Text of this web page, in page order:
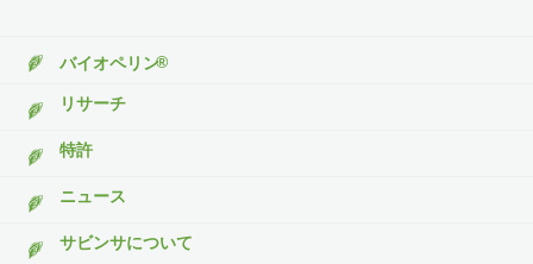
バイオペリン®
リサーチ
特許
ニュース
サビンサについて